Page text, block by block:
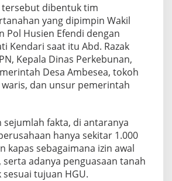
dibentuk tim
yang dipimpin Wakil
Pol Husien Efendi dengan
Kendari saat itu Abd. Razak
Kepala Dinas Perkebunan,
Desa Ambesea, tokoh
dan unsur pemerintah
sejumlah fakta, di antaranya
hanya sekitar 1.000
kapas sebagaimana izin awal
adanya penguasaan tanah
tujuan HGU.